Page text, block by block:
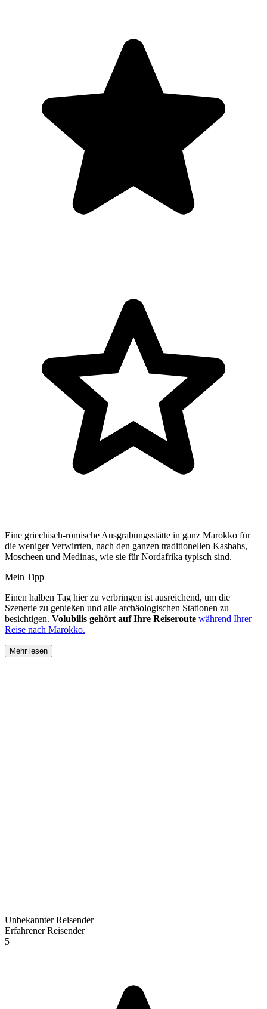
Eine griechisch-römische Ausgrabungsstätte in ganz Marokko für
die weniger Verwirrten, nach den ganzen traditionellen Kasbahs,
Moscheen und Medinas, wie sie für Nordafrika typisch sind.
Mein Tipp
Einen halben Tag hier zu verbringen ist ausreichend, um die
Szenerie zu genießen und alle archäologischen Stationen zu
besichtigen. Volubilis gehört auf Ihre Reiseroute während Ihrer
Reise nach Marokko.
Mehr lesen
Unbekannter Reisender
Erfahrener Reisender
5